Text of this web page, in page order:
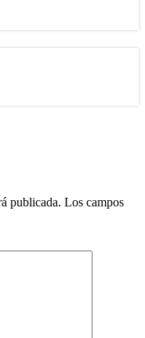
publicada. Los campos